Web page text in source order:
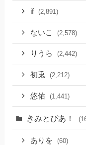
if (2,891)
ないこ (2,578)
りうら (2,442)
初兎 (2,212)
悠佑 (1,441)
きみとぴあ！
ありを (60)